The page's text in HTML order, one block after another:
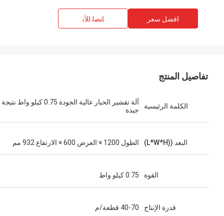
افضل سعر ﺎﺘﺼﻟ ﺍﻶﻧ
تفاصيل المنتج
الكلمة الرئيسية
آلة تقشير الحبار عالية الجودة 0.75 كيلو واط نتيجة
جيدة
البعد ((L*W*H) الطول 1200 × العرض 600 × الارتفاع 932 مم
القوة 0.75 كيلو واط
قدرة الإنتاج 40-70 قطعة/م